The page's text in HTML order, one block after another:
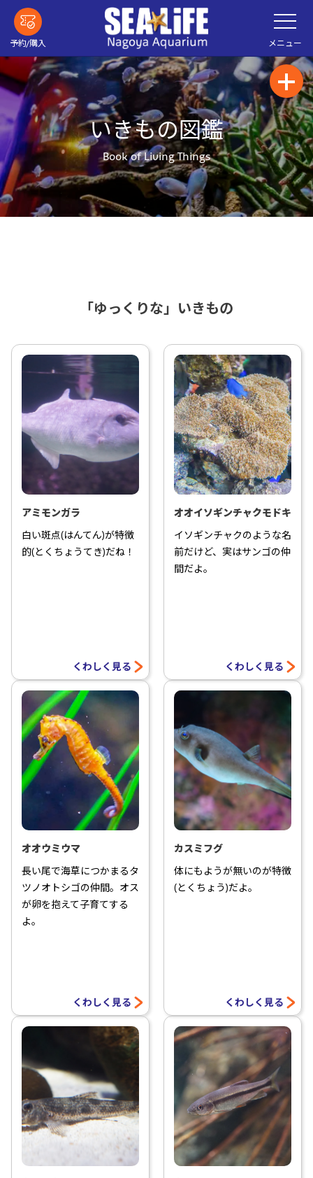
コ
ン
テ
ン
ツ
予約/購入
メ
ニ
ュ
ー
を
開
く
メニュー
いきもの図鑑
Book of Living Things
「ゆっくりな」いきもの
アミモンガラ
白い斑点(はんてん)が特徴
的(とくちょうてき)だね！
くわしく見る
オオイソギンチャクモドキ
イソギンチャクのような名
前だけど、実はサンゴの仲
間だよ。
くわしく見る
オオウミウマ
長い尾で海草につかまるタ
ツノオトシゴの仲間。オス
が卵を抱えて子育てする
よ。
くわしく見る
カスミフグ
体にもようが無いのが特徴
(とくちょう)だよ。
くわしく見る